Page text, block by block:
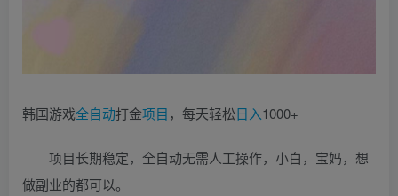
韩国游戏全自动打金项目，每天轻松日入1000+
项目长期稳定，全自动无需人工操作，小白，宝妈，想
做副业的都可以。